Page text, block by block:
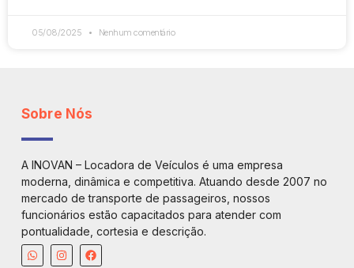
05/08/2025 Nenhum comentário
Sobre Nós
A INOVAN – Locadora de Veículos é uma empresa
moderna, dinâmica e competitiva. Atuando desde 2007 no
mercado de transporte de passageiros, nossos
funcionários estão capacitados para atender com
pontualidade, cortesia e descrição.